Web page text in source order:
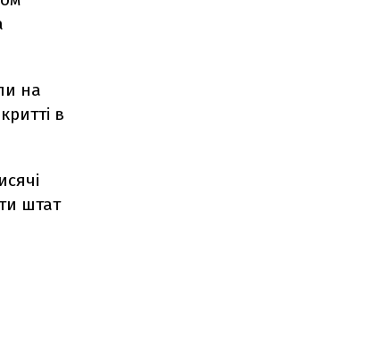
на
в
штат